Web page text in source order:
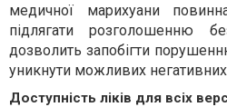
медичної марихуани
підлягати розголошенню
дозволить запобігти
уникнути можливих негативних
Доступність ліків для всіх